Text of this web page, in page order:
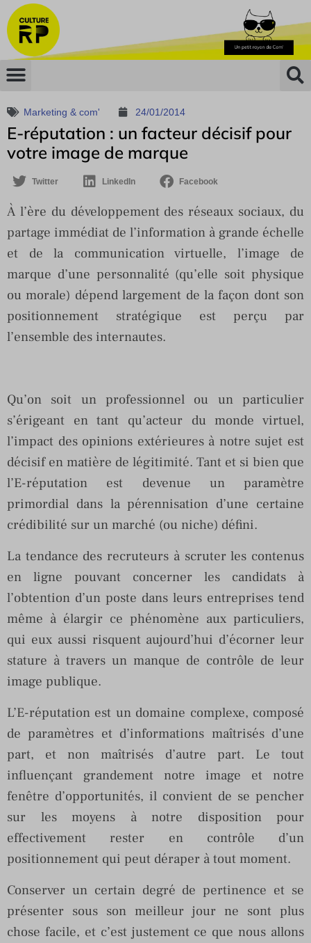
Marketing & com' 24/01/2014
E-réputation : un facteur décisif pour
votre image de marque
Twitter LinkedIn Facebook
À l’ère du développement des réseaux sociaux, du
partage immédiat de l’information à grande échelle
et de la communication virtuelle, l’image de
marque d’une personnalité (qu’elle soit physique
ou morale) dépend largement de la façon dont son
positionnement stratégique est perçu par
l’ensemble des internautes.
Qu’on soit un professionnel ou un particulier
s’érigeant en tant qu’acteur du monde virtuel,
l’impact des opinions extérieures à notre sujet est
décisif en matière de légitimité. Tant et si bien que
l’E-réputation est devenue un paramètre
primordial dans la pérennisation d’une certaine
crédibilité sur un marché (ou niche) défini.
La tendance des recruteurs à scruter les contenus
en ligne pouvant concerner les candidats à
l’obtention d’un poste dans leurs entreprises tend
même à élargir ce phénomène aux particuliers,
qui eux aussi risquent aujourd’hui d’écorner leur
stature à travers un manque de contrôle de leur
image publique.
L’E-réputation est un domaine complexe, composé
de paramètres et d’informations maîtrisés d’une
part, et non maîtrisés d’autre part. Le tout
influençant grandement notre image et notre
fenêtre d’opportunités, il convient de se pencher
sur les moyens à notre disposition pour
effectivement rester en contrôle d’un
positionnement qui peut déraper à tout moment.
Conserver un certain degré de pertinence et se
présenter sous son meilleur jour ne sont plus
chose facile, et c’est justement ce que nous allons